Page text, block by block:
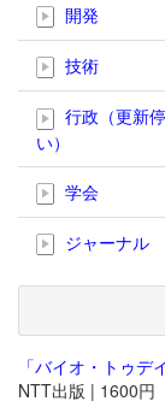
開発
技術
行政（更新
い）
学会
ジャーナル
「バイオ・トゥデ
NTT出版 | 1600円